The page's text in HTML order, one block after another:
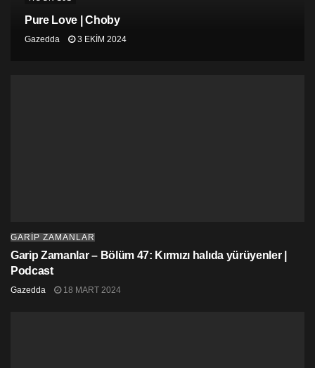
Pure Love | Choby
Gazedda 3 EKIM 2024
GARİP ZAMANLAR
Garip Zamanlar – Bölüm 47: Kırmızı halıda yürüyenler |
Podcast
Gazedda 18 MART 2024